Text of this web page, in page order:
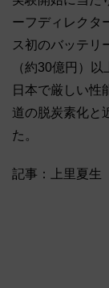
ーフディレクタ
ス初のバッテリ
（約30億円）
日本で厳しい性
道の脱炭素化と
た。
記事：上里夏生